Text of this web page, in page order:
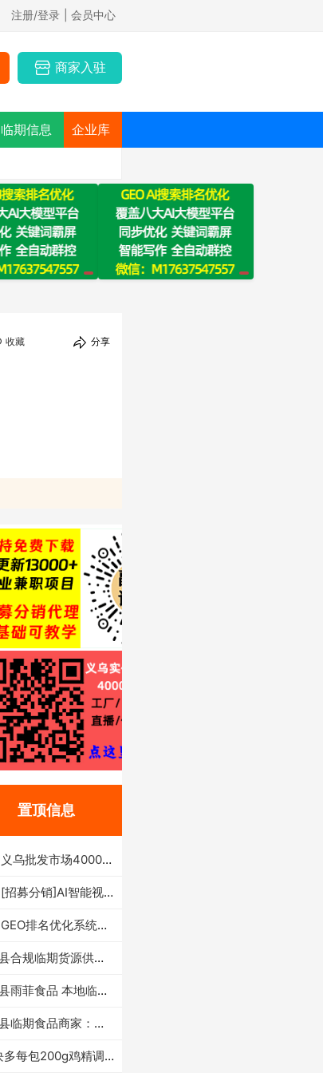
注册/登录 | 会员中心
商家入驻
临期信息 企业库
收藏 分享
置顶信息
义乌批发市场4000多
[招募分销]AI智能视
GEO排名优化系统+A
合规临期货源供货
雨菲食品 本地临期
临期食品商家：献
多每包200g鸡精调